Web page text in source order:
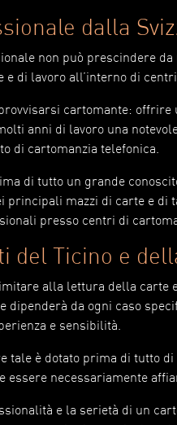
dalla
non può prescindere
e di lavoro all’interno di
cartomante:
anni di lavoro una
di cartomanzia telefonica.
di tutto un grande
principali mazzi di carte e
presso centri di
Ticino e
alla lettura della carte
da ogni caso
e sensibilità.
tale è dotato prima di tutto
essere necessariamente
e la serietà di un